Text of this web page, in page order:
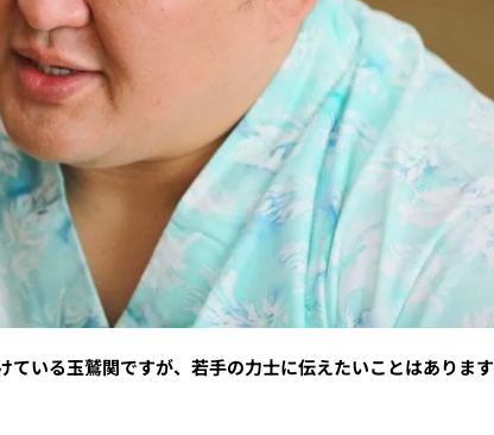
いる玉鷲関ですが、若手の力士に伝えたいことはあります